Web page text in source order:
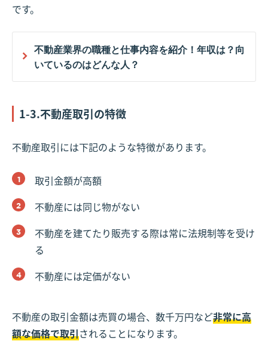
です。
不動産業界の職種と仕事内容を紹介！年収は？向
いているのはどんな人？
1-3.不動産取引の特徴
不動産取引には下記のような特徴があります。
取引金額が高額
不動産には同じ物がない
不動産を建てたり販売する際は常に法規制等を受け
る
不動産には定価がない
不動産の取引金額は売買の場合、数千万円など非常に高
額な価格で取引されることになります。